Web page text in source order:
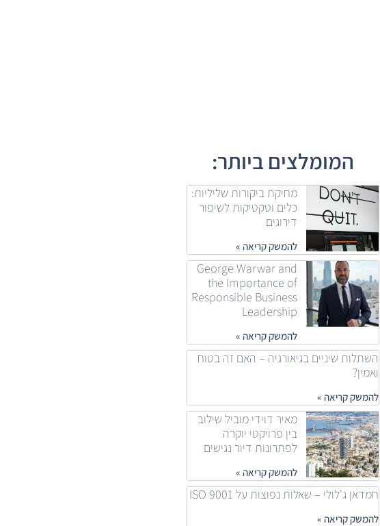
המומלצים ביותר:
מחיקת ביקורות שליליות:
כלים וטקטיקות לשיפור
דירוגים
להמשק קריאה »
George Warwar and
the Importance of
Responsible Business
Leadership
להמשק קריאה »
השתלות שיניים בגיאורגיה – האם זה בטוח
ואמין?
להמשק קריאה »
מאיר דוידי מוביל שילוב
בין פרויקטי יוקרה
לפתרונות דיור נגישים
להמשק קריאה »
חמדאן ג'לולי – שאלות נפוצות על ISO 9001
להמשק קריאה »